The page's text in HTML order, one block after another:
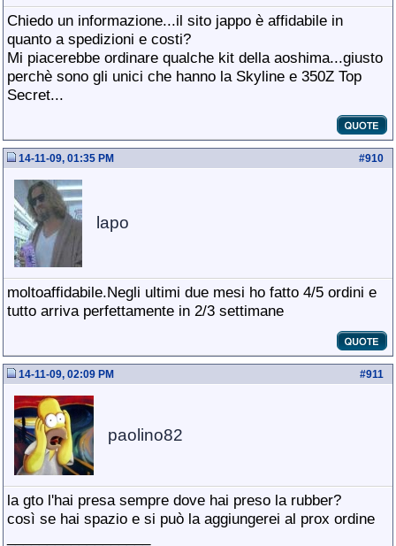
Chiedo un informazione...il sito jappo è affidabile in
quanto a spedizioni e costi?
Mi piacerebbe ordinare qualche kit della aoshima...giusto
perchè sono gli unici che hanno la Skyline e 350Z Top
Secret...
#910
14-11-09, 01:35 PM
lapo
moltoaffidabile.Negli ultimi due mesi ho fatto 4/5 ordini e
tutto arriva perfettamente in 2/3 settimane
#911
14-11-09, 02:09 PM
paolino82
la gto l'hai presa sempre dove hai preso la rubber?
così se hai spazio e si può la aggiungerei al prox ordine